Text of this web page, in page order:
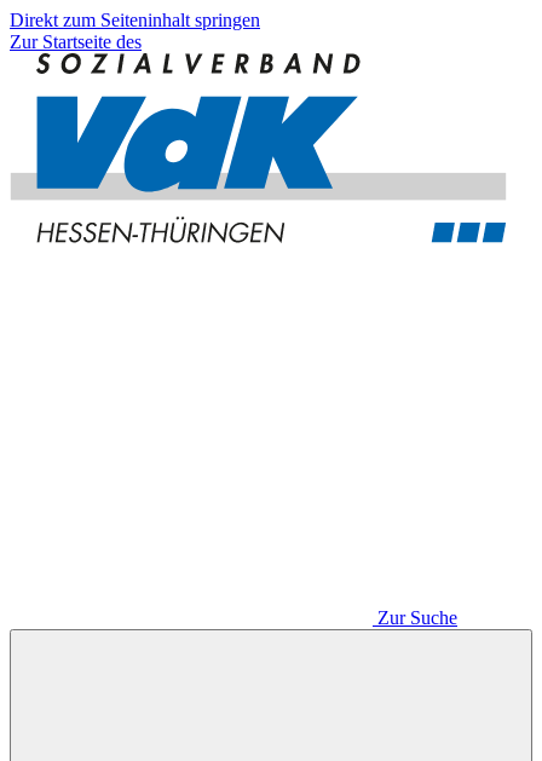
Direkt zum Seiteninhalt springen
Zur Startseite des
Zur Suche